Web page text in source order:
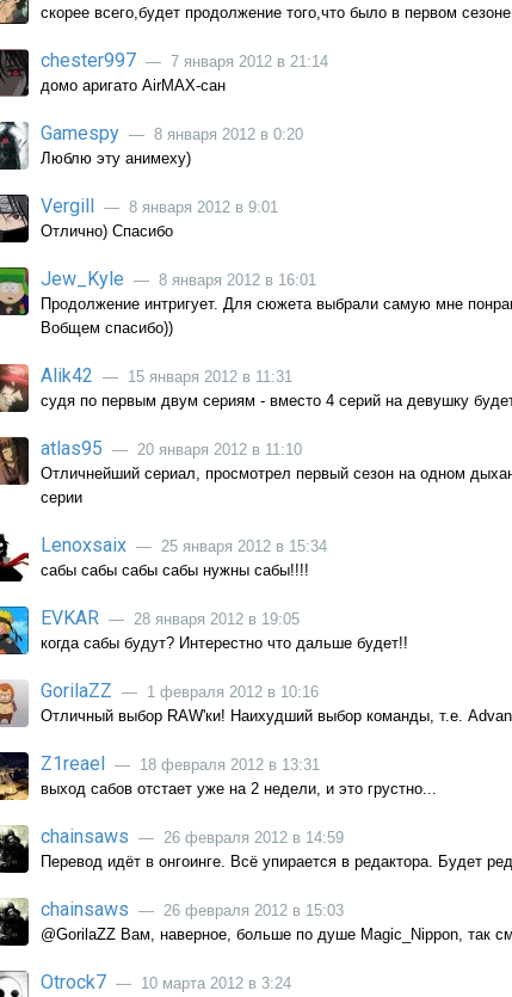
скорее всего,будет продолжение того,что было в первом сезоне
chester997 — 7 января 2012 в 21:14
домо аригато AirMAX-сан
Gamespy — 8 января 2012 в 0:20
Люблю эту анимеху)
Vergill — 8 января 2012 в 9:01
Отлично) Спасибо
Jew_Kyle — 8 января 2012 в 16:01
Продолжение интригует. Для сюжета выбрали самую мне
Вобщем спасибо))
Alik42 — 15 января 2012 в 11:31
судя по первым двум сериям - вместо 4 серий на девушку
atlas95 — 20 января 2012 в 11:10
Отличнейший сериал, просмотрел первый сезон на одном
серии
Lenoxsaix — 25 января 2012 в 15:34
сабы сабы сабы сабы нужны сабы!!!!
EVKAR — 28 января 2012 в 19:05
когда сабы будут? Интерестно что дальше будет!!
GorilaZZ — 1 февраля 2012 в 10:16
Отличный выбор RAW'ки! Наихудший выбор команды, т.е.
Z1reael — 18 февраля 2012 в 13:31
выход сабов отстает уже на 2 недели, и это грустно...
chainsaws — 26 февраля 2012 в 14:59
Перевод идёт в онгоинге. Всё упирается в редактора. Будет
chainsaws — 26 февраля 2012 в 15:03
@GorilaZZ Вам, наверное, больше по душе Magic_Nippon, так
Otrock7 — 10 марта 2012 в 3:24